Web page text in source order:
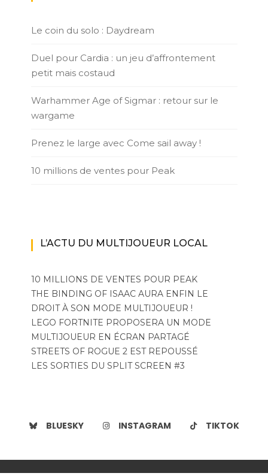
Le coin du solo : Daydream
Duel pour Cardia : un jeu d’affrontement
petit mais costaud
Warhammer Age of Sigmar : retour sur le
wargame
Prenez le large avec Come sail away !
10 millions de ventes pour Peak
L’ACTU DU MULTIJOUEUR LOCAL
10 MILLIONS DE VENTES POUR PEAK
THE BINDING OF ISAAC AURA ENFIN LE
DROIT À SON MODE MULTIJOUEUR !
LEGO FORTNITE PROPOSERA UN MODE
MULTIJOUEUR EN ÉCRAN PARTAGÉ
STREETS OF ROGUE 2 EST REPOUSSÉ
LES SORTIES DU SPLIT SCREEN #3
BLUESKY INSTAGRAM TIKTOK